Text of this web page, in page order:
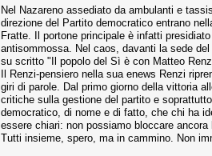
Nel Nazareno assediato da ambulanti e
direzione del Partito democratico entrano
Fratte. Il portone principale è infatti
antisommossa. Nel caos, davanti la sede
su scritto "Il popolo del Sì è con Matteo
Il Renzi-pensiero nella sua enews Renzi
giri di parole. Dal primo giorno della vittoria
critiche sulla gestione del partito e
democratico, di nome e di fatto, che chi ha
essere chiari: non possiamo bloccare
Tutti insieme, spero, ma in cammino. Non